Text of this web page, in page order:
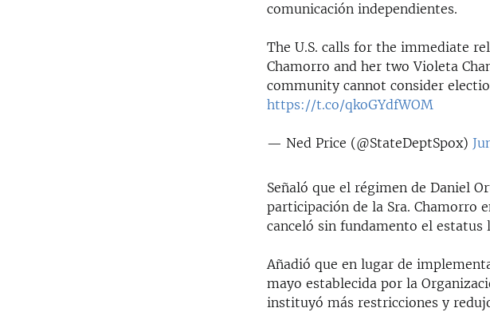
comunicación independientes.
The U.S. calls for the immediate
Chamorro and her two Violeta
community cannot consider
https://t.co/qkoGYdfWOM
— Ned Price (@StateDeptSpox)
Señaló que el régimen de Daniel
participación de la Sra. Chamorro
canceló sin fundamento el
Añadió que en lugar de
mayo establecida por la
instituyó más restricciones y